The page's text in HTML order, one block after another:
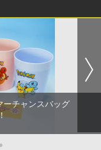
ーチャンスバッグ